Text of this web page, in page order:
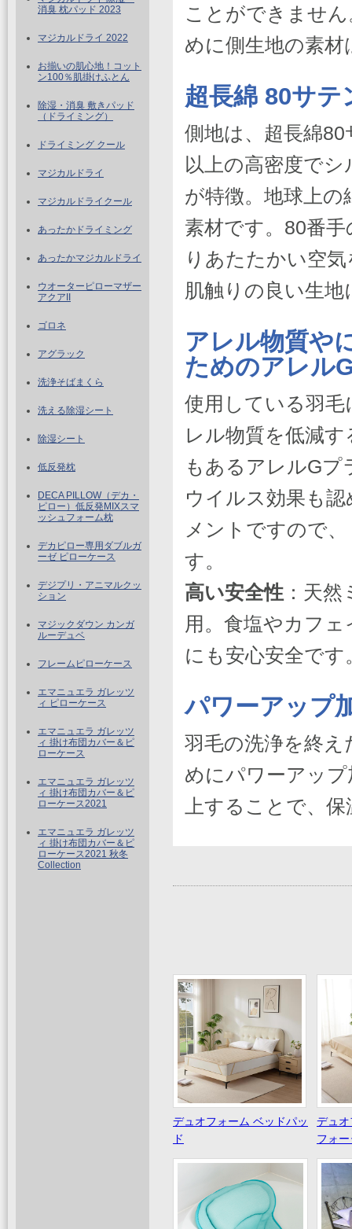
ことができませ
めに側生地の素
超長綿 80サテ
側地は、超長綿
以上の高密度で
が特徴。地球上
素材です。80番
りあたたかい空
肌触りの良い生
アレル物質や
ためのアレル
使用している羽
レル物質を低減
もあるアレルGプ
ウイルス効果も
メントですので
す。
高い安全性 ：天
用。食塩やカフ
にも安心安全です
パワーアップ
羽毛の洗浄を終
めにパワーアッ
上することで、
デュオフォーム ベッドパッ
ド
デュ
フォ
消臭 枕パッド 2023
マジカルドライ 2022
お揃いの肌心地！コット
ン100％肌掛けふとん
除湿・消臭 敷きパッド
（ドライミング）
ドライミング クール
マジカルドライ
マジカルドライクール
あったかドライミング
あったかマジカルドライ
ウオーターピローマザー
アクアII
ゴロネ
アグラック
洗浄そばまくら
洗える除湿シート
除湿シート
低反発枕
DECA PILLOW（デカ・
ピロー）低反発MIXスマ
ッシュフォーム枕
デカピロー専用ダブルガ
ーゼ ピローケース
デジプリ・アニマルクッ
ション
マジックダウン カンガ
ルーデュベ
フレームピローケース
エマニュエラ ガレッツ
ィ ピローケース
エマニュエラ ガレッツ
ィ 掛け布団カバー＆ピ
ローケース
エマニュエラ ガレッツ
ィ 掛け布団カバー＆ピ
ローケース2021
エマニュエラ ガレッツ
ィ 掛け布団カバー＆ピ
ローケース2021 秋冬
Collection